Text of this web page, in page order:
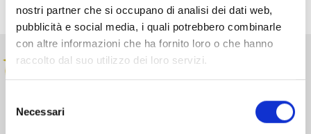
nostri partner che si occupano di analisi dei dati web,
pubblicità e social media, i quali potrebbero combinarle
con altre informazioni che ha fornito loro o che hanno
raccolto dal suo utilizzo dei loro servizi.
delNecessari
Realizza, sostiene e dà vita a progetti strategici volti allo